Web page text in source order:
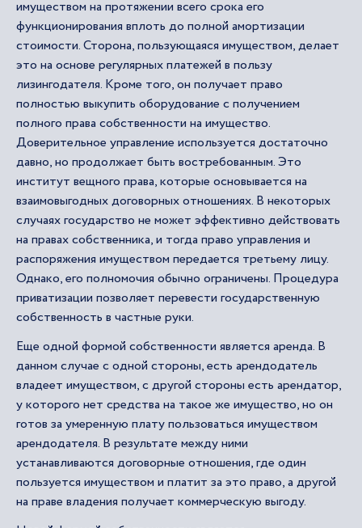
имуществом на протяжении всего срока его
функционирования вплоть до полной амортизации
стоимости. Сторона, пользующаяся имуществом, делает
это на основе регулярных платежей в пользу
лизингодателя. Кроме того, он получает право
полностью выкупить оборудование с получением
полного права собственности на имущество.
Доверительное управление используется достаточно
давно, но продолжает быть востребованным. Это
институт вещного права, которые основывается на
взаимовыгодных договорных отношениях. В некоторых
случаях государство не может эффективно действовать
на правах собственника, и тогда право управления и
распоряжения имуществом передается третьему лицу.
Однако, его полномочия обычно ограничены. Процедура
приватизации позволяет перевести государственную
собственность в частные руки.
Еще одной формой собственности является аренда. В
данном случае с одной стороны, есть арендодатель
владеет имуществом, с другой стороны есть арендатор,
у которого нет средства на такое же имущество, но он
готов за умеренную плату пользоваться имуществом
арендодателя. В результате между ними
устанавливаются договорные отношения, где один
пользуется имуществом и платит за это право, а другой
на праве владения получает коммерческую выгоду.